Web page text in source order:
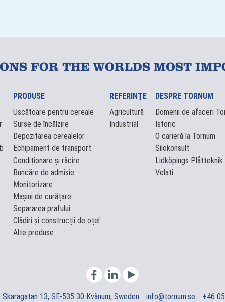
FOR THE WORLDS MOST
PRODUSE
Uscătoare pentru cereale
Surse de încălzire
Depozitarea cerealelor
Echipament de transport
Condiționare și răcire
Buncăre de admisie
Monitorizare
Mașini de curățare
Separarea prafului
Clădiri și construcții de oțel
Alte produse
REFERINȚE
Agricultură
Industrial
DESPRE TORNUM
Domenii de afaceri
Istoric
O carieră la Tornum
Silokonsult
Lidköpings Plåtteknik
Volati
Skaragatan 13, SE-535 30 Kvänum, Sweden info@tornum.se +46